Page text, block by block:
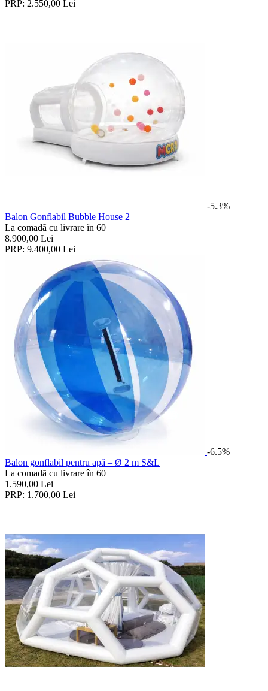
PRP: 2.550,00 Lei
-5.3%
Balon Gonflabil Bubble House 2
La comadã cu livrare în 60
8.900,00 Lei
PRP: 9.400,00 Lei
-6.5%
Balon gonflabil pentru apă – Ø 2 m S&L
La comadã cu livrare în 60
1.590,00 Lei
PRP: 1.700,00 Lei